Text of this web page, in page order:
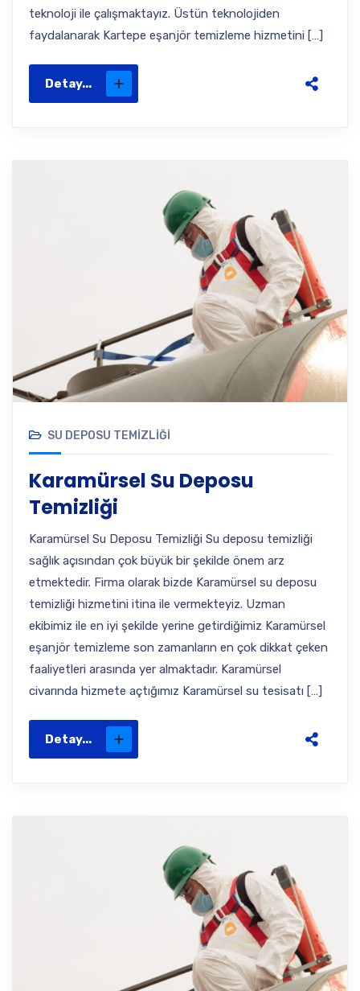
teknoloji ile çalışmaktayız. Üstün teknolojiden
faydalanarak Kartepe eşanjör temizleme hizmetini […]
Detay...
SU DEPOSU TEMIZLIĞI
Karamürsel Su Deposu
Temizliği
Karamürsel Su Deposu Temizliği Su deposu temizliği
sağlık açısından çok büyük bir şekilde önem arz
etmektedir. Firma olarak bizde Karamürsel su deposu
temizliği hizmetini itina ile vermekteyiz. Uzman
ekibimiz ile en iyi şekilde yerine getirdiğimiz Karamürsel
eşanjör temizleme son zamanların en çok dikkat çeken
faaliyetleri arasında yer almaktadır. Karamürsel
civarında hizmete açtığımız Karamürsel su tesisatı […]
Detay...